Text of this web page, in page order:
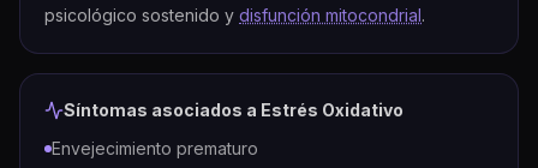
psicológico sostenido y disfunción mitocondrial.
Síntomas asociados a Estrés Oxidativo
Envejecimiento prematuro